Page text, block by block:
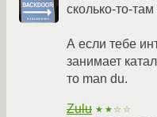
сколько-то-
А если тебе
занимает
то man du.
Zulu ★★☆☆